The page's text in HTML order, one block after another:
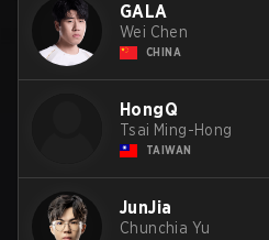
GALA
Wei Chen
CHINA
HongQ
Tsai Ming-Hong
TAIWAN
JunJia
Chunchia Yu